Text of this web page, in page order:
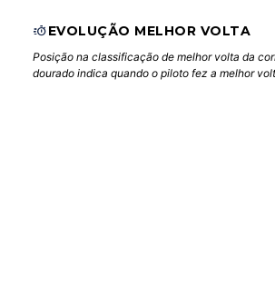
EVOLUÇÃO MELHOR VOLTA
Posição na classificação de melhor volta da
dourado indica quando o piloto fez a melhor